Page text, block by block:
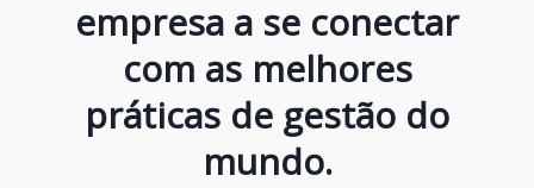
empresa a se conectar
com as melhores
práticas de gestão do
mundo.